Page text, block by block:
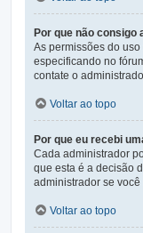
Por que não consigo
As permissões do
especificando no
contate o
Voltar ao topo
Por que eu recebi
Cada administrador
que esta é a decisão
administrador se
Voltar ao topo